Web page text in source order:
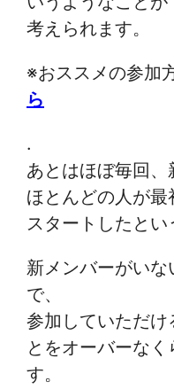
考えられます。
※おススメの参加
ら
.
あとはほぼ毎回、
ほとんどの人が
スタートしたとい
新メンバーがい
で、
参加していただけ
とをオーバーな
す。